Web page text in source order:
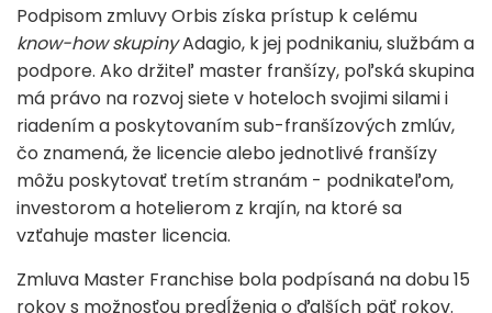
Podpisom zmluvy Orbis získa prístup k celému
know-how skupinyAdagio, k jej podnikaniu, službám a
podpore. Ako držiteľ master franšízy, poľská skupina
má právo na rozvoj siete v hoteloch svojimi silami i
riadením a poskytovaním sub-franšízových zmlúv,
čo znamená, že licencie alebo jednotlivé franšízy
môžu poskytovať tretím stranám - podnikateľom,
investorom a hotelierom z krajín, na ktoré sa
vzťahuje master licencia.
Zmluva Master Franchise bola podpísaná na dobu 15
rokov s možnosťou predĺženia o ďalších päť rokov.